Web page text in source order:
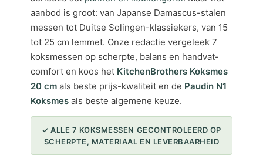
aanbod is groot: van Japanse Damascus-stalen
messen tot Duitse Solingen-klassiekers, van 15
tot 25 cm lemmet. Onze redactie vergeleek 7
koksmessen op scherpte, balans en handvat-
comfort en koos het KitchenBrothers Koksmes
20 cm als beste prijs-kwaliteit en de Paudin N1
Koksmes als beste algemene keuze.
✓ ALLE 7 KOKSMESSEN GECONTROLEERD OP
SCHERPTE, MATERIAAL EN LEVERBAARHEID